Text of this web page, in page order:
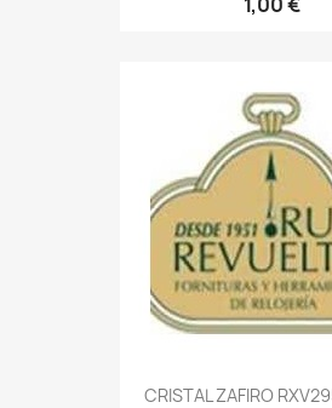
CRISTAL ZAFIRO